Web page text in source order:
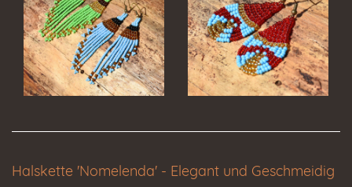
Halskette 'Nomelenda' - Elegant und Geschmeidig